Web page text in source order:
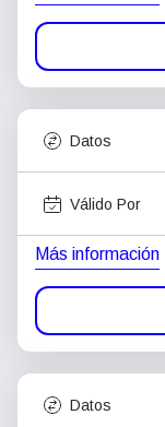
Datos
Válido Por
Más información
Datos